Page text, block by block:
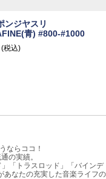
ンジヤスリ
青) #800-#1000
(税込)
ならココ！
の実績。
「トラスロッド」「バインデ
あなたの充実した音楽ライフの